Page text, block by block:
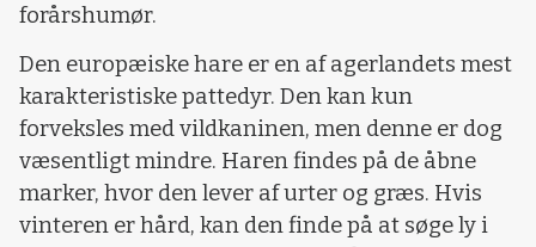
forårshumør.
Den europæiske hare er en af agerlandets mest
karakteristiske pattedyr. Den kan kun
forveksles med vildkaninen, men denne er dog
væsentligt mindre. Haren findes på de åbne
marker, hvor den lever af urter og græs. Hvis
vinteren er hård, kan den finde på at søge ly i